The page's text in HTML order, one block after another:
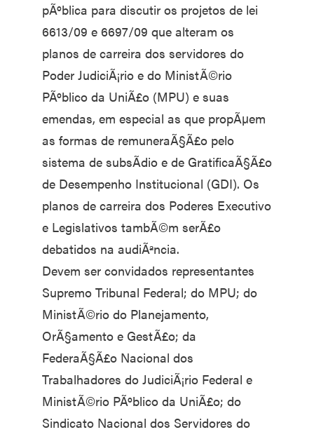
pÃºblica para discutir os projetos de lei
6613/09 e 6697/09 que alteram os
planos de carreira dos servidores do
Poder JudiciÃ¡rio e do MinistÃ©rio
PÃºblico da UniÃ£o (MPU) e suas
emendas, em especial as que propÃµem
as formas de remuneraÃ§Ã£o pelo
sistema de subsÃ­dio e de GratificaÃ§Ã£o
de Desempenho Institucional (GDI). Os
planos de carreira dos Poderes Executivo
e Legislativos tambÃ©m serÃ£o
debatidos na audiÃªncia.
Devem ser convidados representantes
Supremo Tribunal Federal; do MPU; do
MinistÃ©rio do Planejamento,
OrÃ§amento e GestÃ£o; da
FederaÃ§Ã£o Nacional dos
Trabalhadores do JudiciÃ¡rio Federal e
MinistÃ©rio PÃºblico da UniÃ£o; do
Sindicato Nacional dos Servidores do